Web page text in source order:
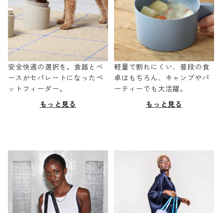
安全快適の選択を。食器とベ
ースがセパレートになったペ
ットフィーダー。
もっと見る
軽量で割れにくい、普段の食
卓はもちろん、キャンプやパ
ーティーでも大活躍。
もっと見る